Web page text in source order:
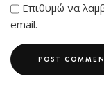
Επιθυμώ να
email.